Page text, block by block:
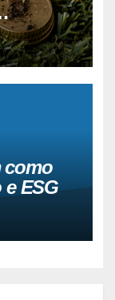
se
como
ESG